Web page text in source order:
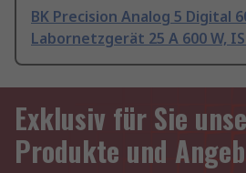
BK Precision Analog 5 Digital
Labornetzgerät 25 A 600 W,
Exklusiv für Sie
Produkte und